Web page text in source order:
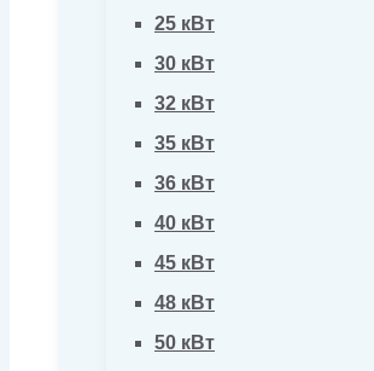
25 кВт
30 кВт
32 кВт
35 кВт
36 кВт
40 кВт
45 кВт
48 кВт
50 кВт